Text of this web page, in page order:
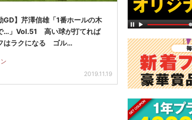
GD】芹澤信雄「1番ホールの木
…」Vol.51 高い球が打てれば
はラクになる ゴル…
2019.11.19